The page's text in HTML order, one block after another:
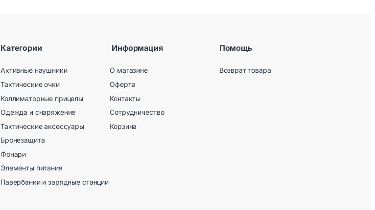
Категории
Активные наушники
Тактические очки
Коллиматорные прицелы
Одежда и снаряжение
Тактические аксессуары
Бронезащита
Фонари
Элементы питания
Павербанки и зарядные станции
Информация
О магазине
Оферта
Контакты
Сотрудничество
Корзина
Помощь
Возврат товара